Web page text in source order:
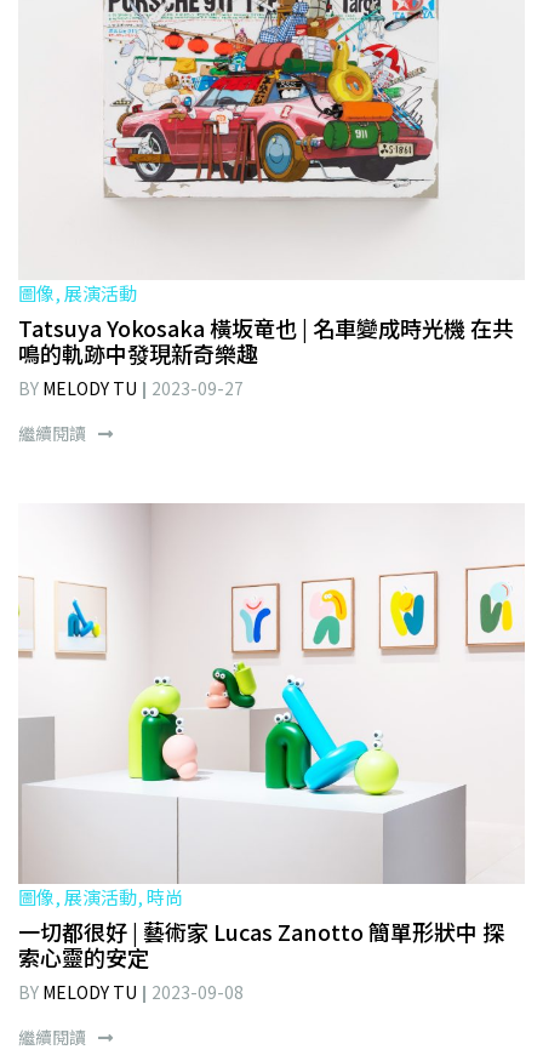
圖像, 展演活動
Tatsuya Yokosaka 橫坂竜也 | 名車變成時光機 在共
鳴的軌跡中發現新奇樂趣
BY MELODY TU
2023-09-27
繼續閱讀
圖像, 展演活動, 時尚
一切都很好 | 藝術家 Lucas Zanotto 簡單形狀中 探
索心靈的安定
BY MELODY TU
2023-09-08
繼續閱讀